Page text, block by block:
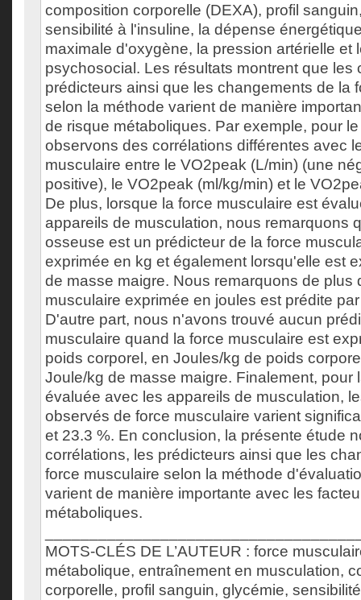
composition corporelle (DEXA), profil
sensibilité à l'insuline, la dépense
maximale d'oxygène, la pression artérielle et
psychosocial. Les résultats montrent que les
prédicteurs ainsi que les changements de la
selon la méthode varient de manière
de risque métaboliques. Par exemple, pour
observons des corrélations différentes avec
musculaire entre le VO2peak (L/min) (une
positive), le VO2peak (ml/kg/min) et le
De plus, lorsque la force musculaire est
appareils de musculation, nous remarquons
osseuse est un prédicteur de la force
exprimée en kg et également lorsqu'elle est
de masse maigre. Nous remarquons de plus
musculaire exprimée en joules est prédite
D'autre part, nous n'avons trouvé aucun
musculaire quand la force musculaire est
poids corporel, en Joules/kg de poids
Joule/kg de masse maigre. Finalement, pour
évaluée avec les appareils de musculation,
observés de force musculaire varient
et 23.3 %. En conclusion, la présente étude
corrélations, les prédicteurs ainsi que les
force musculaire selon la méthode
varient de manière importante avec les
métaboliques.
MOTS-CLÉS DE L’AUTEUR : force
métabolique, entraînement en musculation,
corporelle, profil sanguin, glycémie,